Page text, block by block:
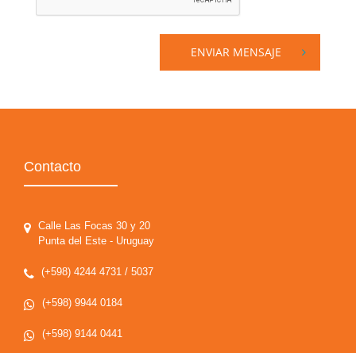
ENVIAR MENSAJE
Contacto
Calle Las Focas 30 y 20
Punta del Este - Uruguay
(+598) 4244 4731 / 5037
(+598) 9944 0184
(+598) 9144 0441